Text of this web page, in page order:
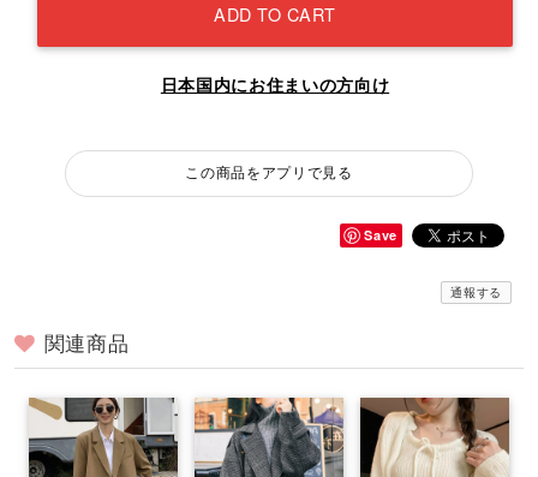
ADD TO CART
日本国内にお住まいの方向け
この商品をアプリで見る
Save
通報する
関連商品